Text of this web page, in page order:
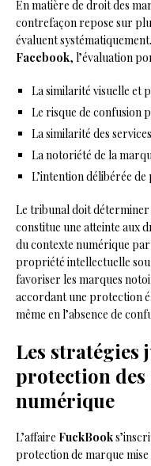
En matière de droit des
contrefaçon repose sur
évaluent
Facebook, l’évaluation
La similarité visuelle et
Le risque de confusion
La similarité des
La notoriété de la
L’intention délibérée
Le tribunal doit déterminer
constitue une atteinte aux
du contexte numérique
propriété intellectuelle
favoriser les marques
accordant une protection
même en l’absence de
Les stratégies
protection des
numérique
L’affaire FuckBook
protection de marque